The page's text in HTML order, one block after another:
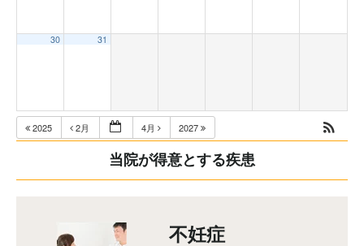
30 31
2025 2月 4月 2027
当院が得意とする疾患
不妊症